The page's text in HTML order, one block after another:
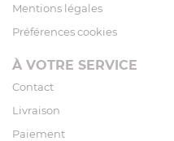
Mentions légales
Préférences cookies
À VOTRE SERVICE
Contact
Livraison
Paiement